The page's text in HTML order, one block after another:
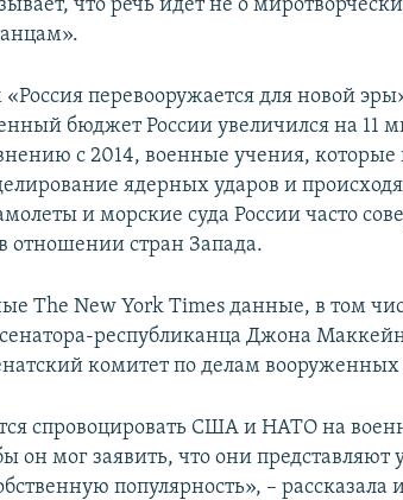
что речь идет не о
перевооружается для новой
бюджет России увеличился на 11
с 2014, военные учения, которые
ядерных ударов и
и морские суда России часто
отношении стран Запада.
The New York Times данные, в том
республиканца Джона
комитет по делам вооруженных
спровоцировать США и НАТО на
он мог заявить, что они представляют
популярность», – рассказала